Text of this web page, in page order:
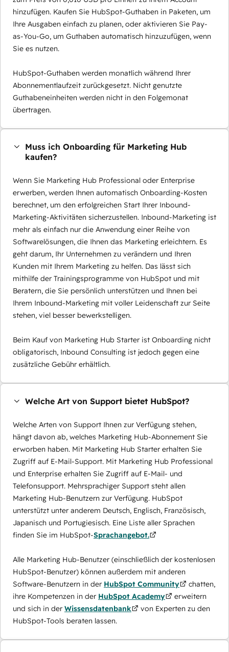
hinzufügen. Kaufen Sie HubSpot-Guthaben in Paketen, um
Ihre Ausgaben einfach zu planen, oder aktivieren Sie Pay-
as-You-Go, um Guthaben automatisch hinzuzufügen, wenn
Sie es nutzen.
HubSpot-Guthaben werden monatlich während Ihrer
Abonnementlaufzeit zurückgesetzt. Nicht genutzte
Guthabeneinheiten werden nicht in den Folgemonat
übertragen.
Muss ich Onboarding für Marketing Hub
kaufen?
Wenn Sie Marketing Hub Professional oder Enterprise
erwerben, werden Ihnen automatisch Onboarding-Kosten
berechnet, um den erfolgreichen Start Ihrer Inbound-
Marketing-Aktivitäten sicherzustellen. Inbound-Marketing ist
mehr als einfach nur die Anwendung einer Reihe von
Softwarelösungen, die Ihnen das Marketing erleichtern. Es
geht darum, Ihr Unternehmen zu verändern und Ihren
Kunden mit Ihrem Marketing zu helfen. Das lässt sich
mithilfe der Trainingsprogramme von HubSpot und mit
Beratern, die Sie persönlich unterstützen und Ihnen bei
Ihrem Inbound-Marketing mit voller Leidenschaft zur Seite
stehen, viel besser bewerkstelligen.
Beim Kauf von Marketing Hub Starter ist Onboarding nicht
obligatorisch, Inbound Consulting ist jedoch gegen eine
zusätzliche Gebühr erhältlich.
Welche Art von Support bietet HubSpot?
Welche Arten von Support Ihnen zur Verfügung stehen,
hängt davon ab, welches Marketing Hub-Abonnement Sie
erworben haben. Mit Marketing Hub Starter erhalten Sie
Zugriff auf E-Mail-Support. Mit Marketing Hub Professional
und Enterprise erhalten Sie Zugriff auf E-Mail- und
Telefonsupport. Mehrsprachiger Support steht allen
Marketing Hub-Benutzern zur Verfügung. HubSpot
unterstützt unter anderem Deutsch, Englisch, Französisch,
Japanisch und Portugiesisch. Eine Liste aller Sprachen
finden Sie im HubSpot-Sprachangebot.
Alle Marketing Hub-Benutzer (einschließlich der kostenlosen
HubSpot-Benutzer) können außerdem mit anderen
Software-Benutzern in der HubSpot Community
chatten,
ihre Kompetenzen in der HubSpot Academy
erweitern
und sich in der Wissensdatenbank
von Experten zu den
HubSpot-Tools beraten lassen.